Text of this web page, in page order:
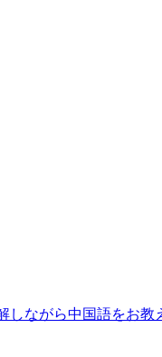
ながら中国語をお教